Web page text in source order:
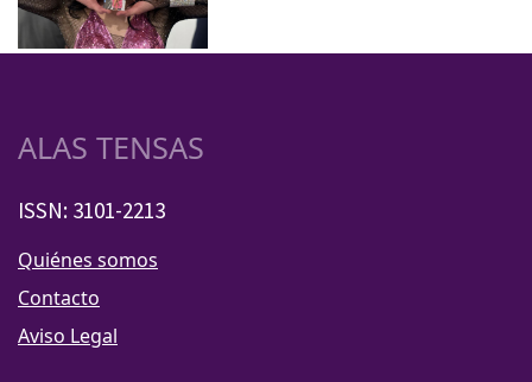
ALAS TENSAS
ISSN: 3101-2213
Quiénes somos
Contacto
Aviso Legal